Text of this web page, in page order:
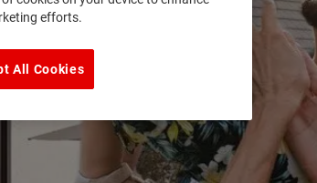
efforts.
All Cookies